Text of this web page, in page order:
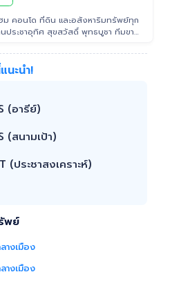
ม คอนโด ที่ดิน และอสังหาริมทรัพย์ทุก
นประชาอุทิศ สุขสวัสดิ์ พุทธบูชา ทีมขาย
ใส่ ดูแล ลูกค้าในทุกขั้นตอน ติดต่อ 022953905 Line: @Tooktee
นะนำ!
(อารีย์)
(สนามเป้า)
(ประชาสงเคราะห์)
พย์
างเมือง
างเมือง